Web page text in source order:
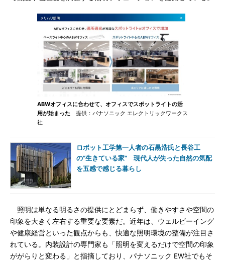
ABWオフィスに合わせて、オフィスでスポットライトの活
用が始まった 提供：パナソニック エレクトリックワークス
社
ロボット工学第一人者の石黒浩氏と長谷工
の“生きている家” 現代人が失った自然の気配
を五感で感じる暮らし
照明は単なる明るさの提供にとどまらず、働きやすさや空間の
印象を大きく左右する重要な要素だ。近年は、ウェルビーイング
や健康経営といった観点からも、快適な照明環境の整備が注目さ
れている。内装設計の専門家も「照明を変えるだけで空間の印象
ががらりと変わる」と指摘しており、パナソニック EW社でもそ